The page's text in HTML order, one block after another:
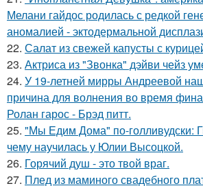
Мелани гайдос родилась с редкой
аномалией - эктодермальной
22. Салат из свежей капусты с
23. Актриса из "Звонка" дэйви чейз
24. У 19-летней мирры Андреевой
причина для волнения во время
Ролан гарос - Брэд питт.
25. "Мы Едим Дома" по-голливудски:
чему научилась у Юлии Высоцкой.
26. Горячий душ - это твой враг.
27. Плед из маминого свадебного